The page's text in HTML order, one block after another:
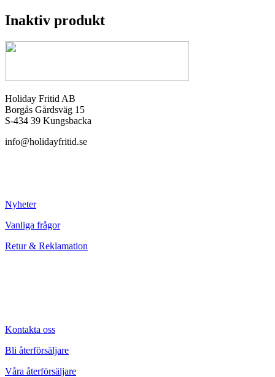
Inaktiv produkt
Holiday Fritid AB
Borgås Gårdsväg 15
S-434 39 Kungsbacka
info@holidayfritid.se
Nyheter
Vanliga frågor
Retur & Reklamation
Kontakta oss
Bli återförsäljare
Våra återförsäljare